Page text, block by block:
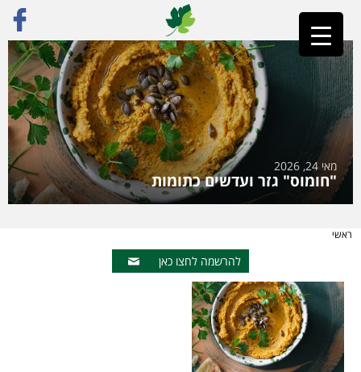
מאי 24, 2026
"חומוס" גזר ועדשים כתומות
ראשי
להרשמה לחצו כאן